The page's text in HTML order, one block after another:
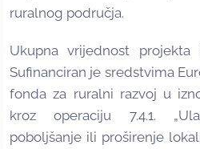
ruralnog područja.
Ukupna vrijednost
Sufinanciran je sredstvima
fonda za ruralni razvoj u
kroz operaciju 7.4.1.
poboljšanje ili proširenje